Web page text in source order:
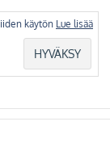
käytön Lue lisää